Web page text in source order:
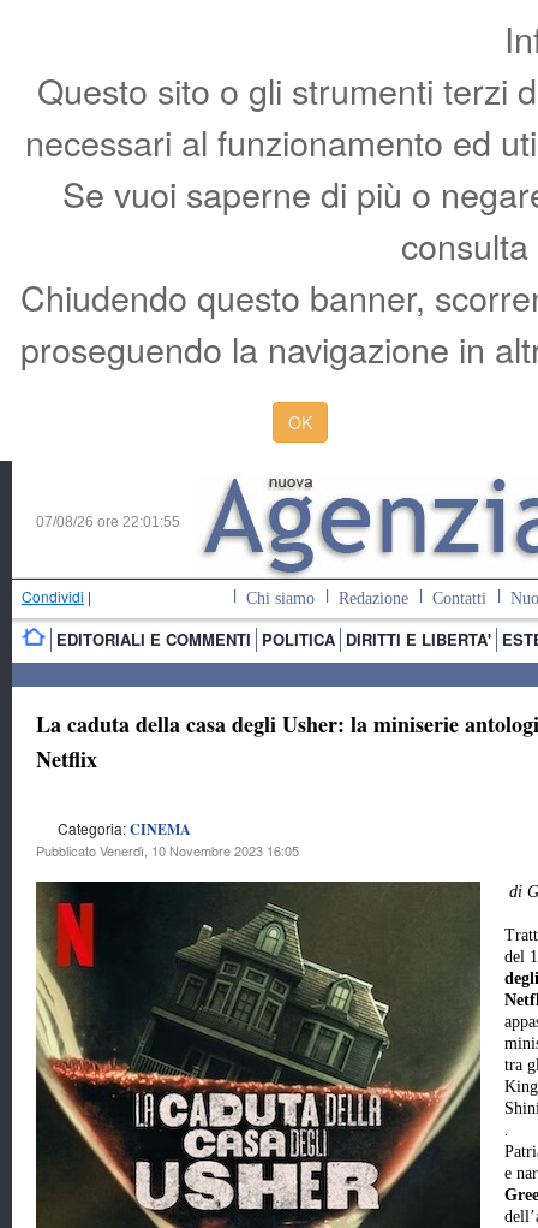
Questo sito o gli strumenti terzi
necessari al funzionamento ed
Se vuoi saperne di più o
Chiudendo questo banner,
proseguendo la navigazione in
OK
07/08/26 ore 22:01:56
Condividi | Chi siamo Redazione Contatti
EDITORIALI E COMMENTI POLITICA DIRITTI E LIBERTA'
La caduta della casa degli Usher: la miniserie
Netflix
Categoria:CINEMA
Pubblicato Venerdì, 10 Novembre 2023 16:05
di
del
tra
.
e